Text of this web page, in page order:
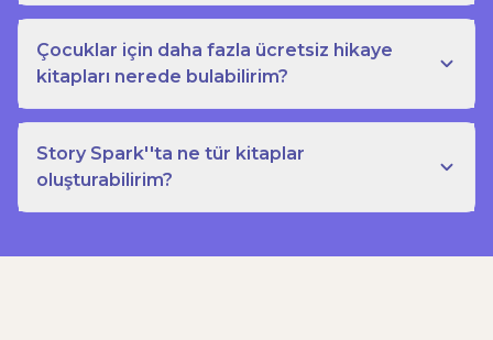
Çocuklar için daha fazla ücretsiz hikaye
kitapları nerede bulabilirim?
Story Spark''ta ne tür kitaplar
oluşturabilirim?